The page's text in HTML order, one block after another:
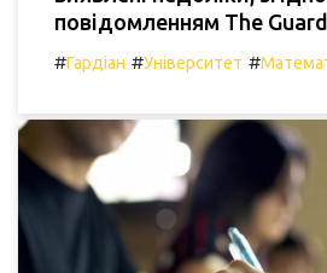
повідомленням The
#Гардіан #Університет #